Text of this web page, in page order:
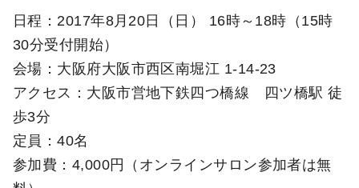
日程：2017年8月20日（日） 16時～18時（15時
30分受付開始）
会場：大阪府大阪市西区南堀江 1-14-23
アクセス：大阪市営地下鉄四つ橋線 四ツ橋駅 徒
歩3分
定員：40名
参加費：4,000円（オンラインサロン参加者は無